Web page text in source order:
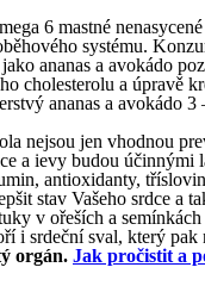
6 mastné
systému.
ananas a avokádo
cholesterolu a úpravě
ananas a avokádo
nejsou jen vhodnou
a ievy budou účinnými
antioxidanty,
stav Vašeho srdce
v ořeších a
i srdeční sval, který
orgán. Jak pročistit a